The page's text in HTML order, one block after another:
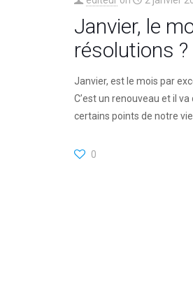
Janvier, le
résolutions ?
Janvier, est le mois par
C’est un renouveau et il
certains points de notre
0